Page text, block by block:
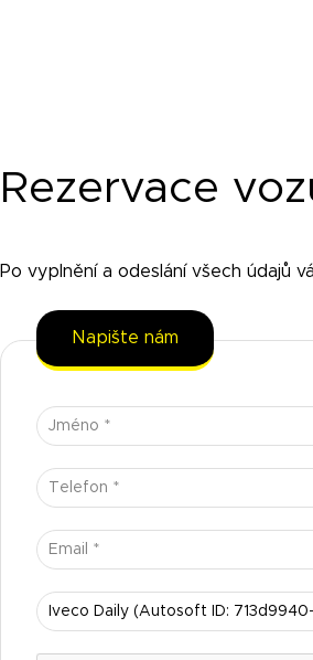
Rezervace
Po vyplnění a odeslání všech údajů
Napište nám